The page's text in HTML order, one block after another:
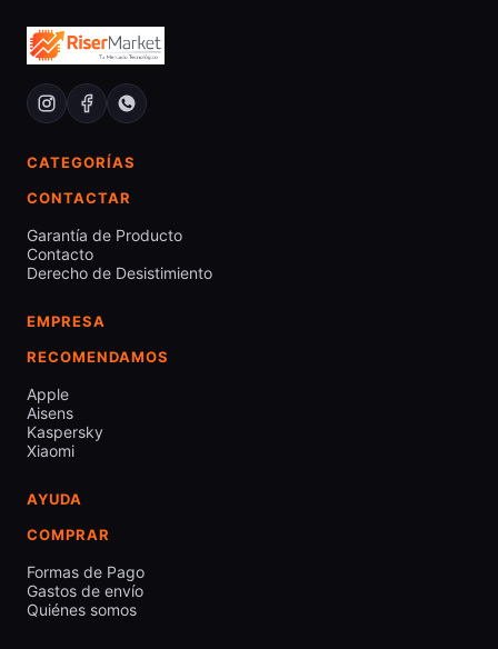
CATEGORÍAS
CONTACTAR
Garantía de Producto
Contacto
Derecho de Desistimiento
EMPRESA
RECOMENDAMOS
Apple
Aisens
Kaspersky
Xiaomi
AYUDA
COMPRAR
Formas de Pago
Gastos de envío
Quiénes somos